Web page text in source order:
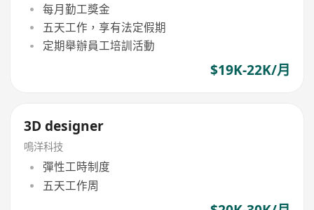
每月勤工獎金
五天工作，享有法定假期
定期舉辦員工培訓活動
$19K-22K/月
3D designer
鳴洋科技
彈性工時制度
五天工作周